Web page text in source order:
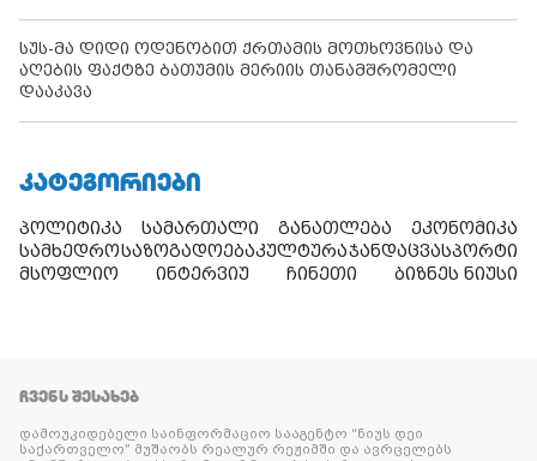
სუს-მა დიდი ოდენობით ქრთამის მოთხოვნისა და
აღების ფაქტზე ბათუმის მერიის თანამშრომელი
დააკავა
ᲙᲐᲢᲔᲒᲝᲠᲘᲔᲑᲘ
პოლიტიკა სამართალი განათლება
ეკონომიკა
სამხედროსაზოგადოებაკულტურაჯანდაცვასპორტი
მსოფლიო
ინტერვიუ ჩინეთი ბიზნეს ნიუსი
ᲩᲕᲔᲜᲡ ᲨᲔᲡᲐᲮᲔᲑ
დამოუკიდებელი საინფორმაციო სააგენტო “ნიუს დეი
საქართველო” მუშაობს რეალურ რეჟიმში და ავრცელებს